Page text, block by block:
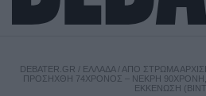
DEBATER.GR / ΕΛΛΑΔΑ/ ΑΠΌ ΣΤΡΏΜΑ
ΠΡΟΣΉΧΘΗ 74ΧΡΟΝΟΣ – ΝΕΚΡΉ
ΕΚΚΈΝΩΣΗ